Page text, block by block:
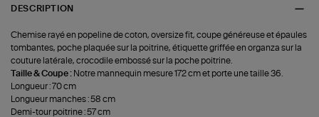
DESCRIPTION
Chemise rayé en popeline de coton, oversize fit, coupe généreuse et épaules
tombantes, poche plaquée sur la poitrine, étiquette griffée en organza sur la
couture latérale, crocodile embossé sur la poche poitrine.
Taille & Coupe : Notre mannequin mesure 172 cm et porte une taille 36.
Longueur : 70 cm
Longueur manches : 58 cm
Demi-tour poitrine : 57 cm